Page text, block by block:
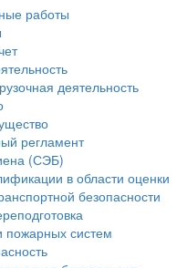
работы
деятельность
регламент
(СЭБ)
в области оценки
безопасности
пожарных систем